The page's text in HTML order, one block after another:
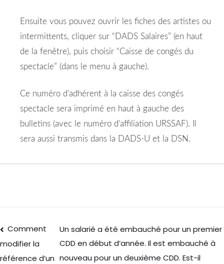
Ensuite vous pouvez ouvrir les fiches des artistes ou
intermittents, cliquer sur “DADS Salaires” (en haut
de la fenêtre), puis choisir “Caisse de congés du
spectacle” (dans le menu à gauche).
Ce numéro d’adhérent à la caisse des congés
spectacle sera imprimé en haut à gauche des
bulletins (avec le numéro d’affiliation URSSAF). Il
sera aussi transmis dans la DADS-U et la DSN.
Comment
modifier la
référence d’un
Un salarié a été embauché pour un premier
CDD en début d’année. Il est embauché à
nouveau pour un deuxième CDD. Est-il